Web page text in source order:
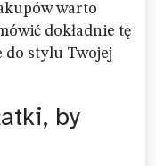
warto
dokładnie tę
do stylu Twojej
by